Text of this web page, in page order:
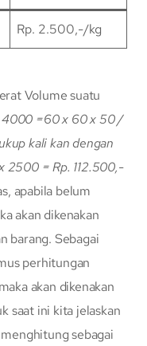
Rp. 2.500,-/kg
Volume suatu
4000 =60 x 60 x 50 /
kali kan dengan
2500 = Rp. 112.500,-
apabila belum
akan dikenakan
barang. Sebagai
perhitungan
akan dikenakan
saat ini kita jelaskan
sebagai